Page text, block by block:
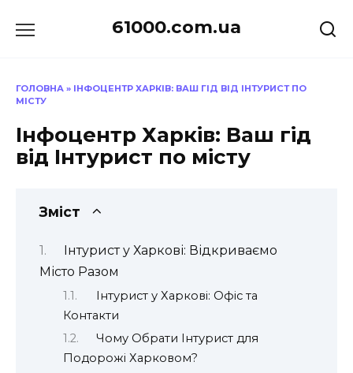
до
61000.com.ua
ГОЛОВНА » ІНФОЦЕНТР ХАРКІВ: ВАШ ГІД ВІД ІНТУРИСТ ПО
МІСТУ
Інфоцентр Харків: Ваш гід
від Інтурист по місту
Зміст
Інтурист у Харкові: Відкриваємо
Місто Разом
Інтурист у Харкові: Офіс та
Контакти
Чому Обрати Інтурист для
Подорожі Харковом?